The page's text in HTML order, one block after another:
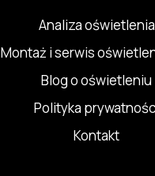
Analiza oświetlenia
Montaż i serwis
Blog o oświetleniu
Polityka
Kontakt